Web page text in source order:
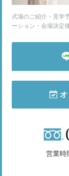
式場のご紹介・見学
ーション・会場決定
営業時